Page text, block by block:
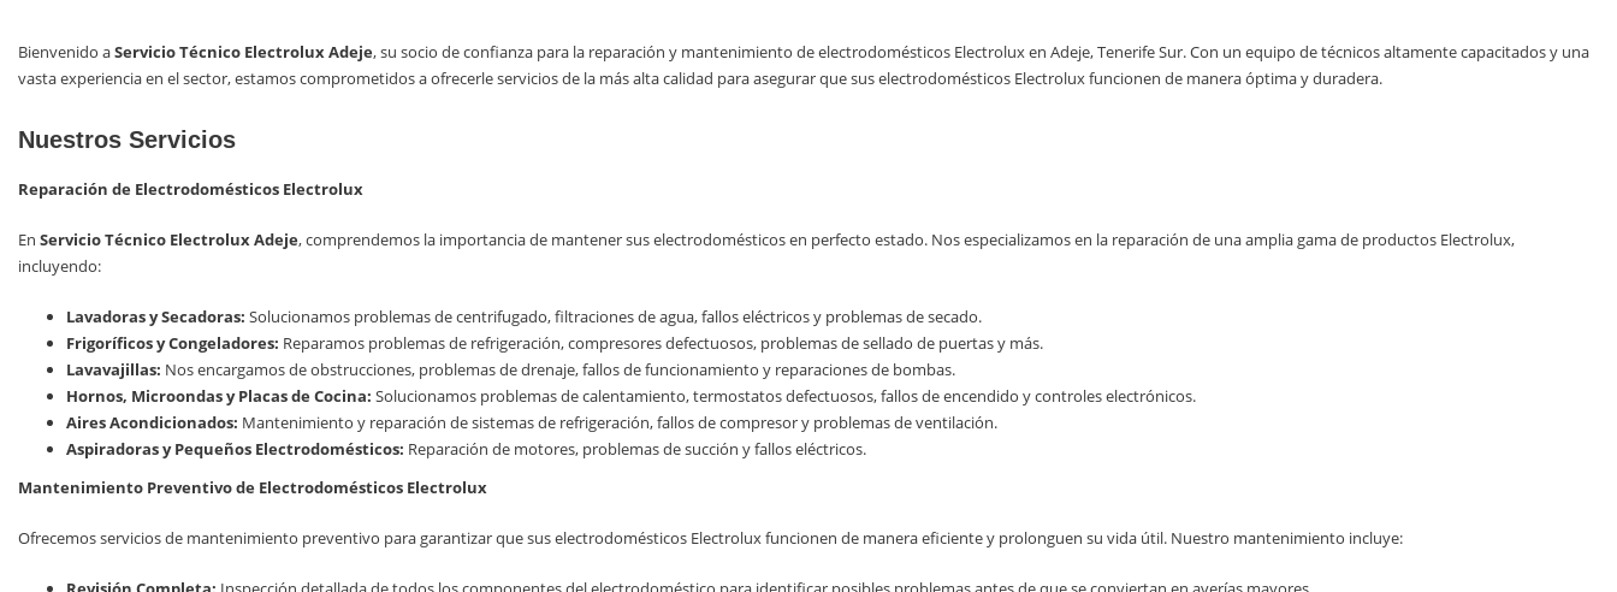
Bienvenido aServicio Técnico Electrolux Adeje, su socio de confianza para la reparación y mantenimiento de electrodomésticos Electrolux en Adeje, Tenerife Sur. Con un equipo de técnicos altamente capacitados y una
vasta experiencia en el sector, estamos comprometidos a ofrecerle servicios de la más alta calidad para asegurar que sus electrodomésticos Electrolux funcionen de manera óptima y duradera.
Nuestros Servicios
Reparación de Electrodomésticos Electrolux
En Servicio Técnico Electrolux Adeje, comprendemos la importancia de mantener sus electrodomésticos en perfecto estado. Nos especializamos en la reparación de una amplia gama de productos Electrolux,
incluyendo:
Lavadoras y Secadoras: Solucionamos problemas de centrifugado, filtraciones de agua, fallos eléctricos y problemas de secado.
Frigoríficos y Congeladores: Reparamos problemas de refrigeración, compresores defectuosos, problemas de sellado de puertas y más.
Lavavajillas: Nos encargamos de obstrucciones, problemas de drenaje, fallos de funcionamiento y reparaciones de bombas.
Hornos, Microondas y Placas de Cocina: Solucionamos problemas de calentamiento, termostatos defectuosos, fallos de encendido y controles electrónicos.
Aires Acondicionados: Mantenimiento y reparación de sistemas de refrigeración, fallos de compresor y problemas de ventilación.
Aspiradoras y Pequeños Electrodomésticos: Reparación de motores, problemas de succión y fallos eléctricos.
Mantenimiento Preventivo de Electrodomésticos Electrolux
Ofrecemos servicios de mantenimiento preventivo para garantizar que sus electrodomésticos Electrolux funcionen de manera eficiente y prolonguen su vida útil. Nuestro mantenimiento incluye: